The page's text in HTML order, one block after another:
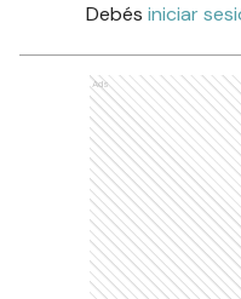
Debés iniciar
Ads